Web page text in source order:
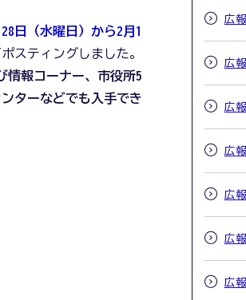
28日（水曜日）から2月1
スティングしました。
情報コーナー、市役所5
ターなどでも入手でき
広
広
広
広
広
広
広